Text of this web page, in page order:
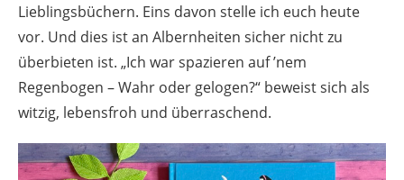
Lieblingsbüchern. Eins davon stelle ich euch heute
vor. Und dies ist an Albernheiten sicher nicht zu
überbieten ist. „Ich war spazieren auf ’nem
Regenbogen – Wahr oder gelogen?“ beweist sich als
witzig, lebensfroh und überraschend.